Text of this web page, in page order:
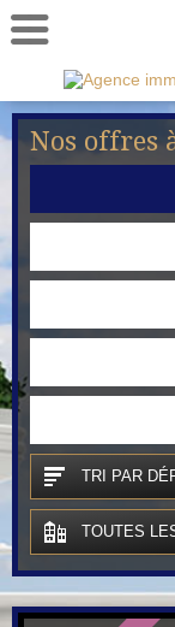
Nos offres
TRI PAR
TOUTES